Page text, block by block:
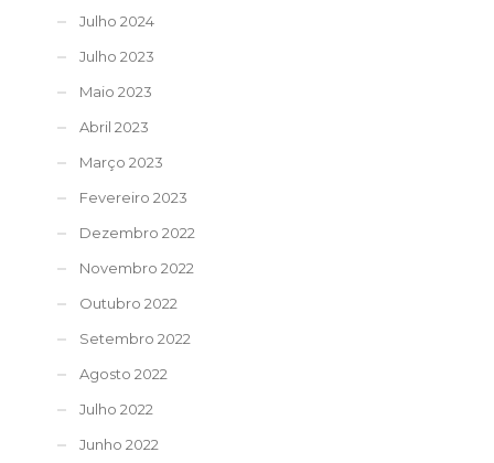
Julho 2024
Julho 2023
Maio 2023
Abril 2023
Março 2023
Fevereiro 2023
Dezembro 2022
Novembro 2022
Outubro 2022
Setembro 2022
Agosto 2022
Julho 2022
Junho 2022